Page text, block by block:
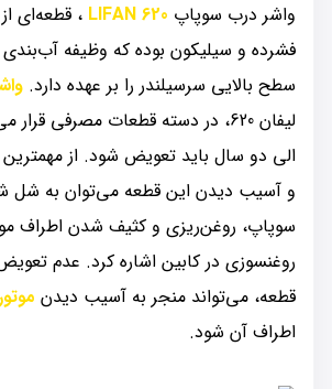
واشر درب سوپاپ LIFAN 620 ، قطعه‏‌ای
فشرده و سیلیکون بوده که وظیفه آب‌بندی
سطح بالایی سرسیلندر را بر عهده دارد.
لیفان 620، در دسته قطعات مصرفی
الی دو سال باید تعویض شود. از
و آسیب دیدن این قطعه می‌توان به شل
سوپاپ، روغن‌ریزی و کثیف شدن اطراف
روغن‏سوزی در کابین اشاره کرد. عدم
قطعه، می‌تواند منجر به آسیب دیدن
اطراف آن شود.